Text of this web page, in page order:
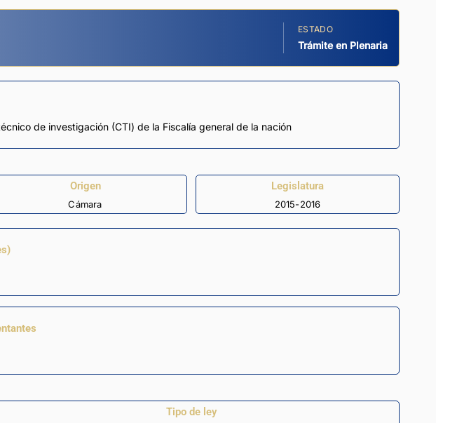
ESTADO
Trámite en Plenaria
de investigación (CTI) de la Fiscalía general de la nación
Origen
Cámara
Legislatura
2015-2016
Tipo de ley